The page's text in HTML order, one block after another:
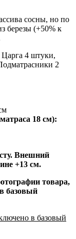
сосны, но по
березы (+50% к
4 штуки,
2
18 см):
Внешний
+13 см.
товара,
базовый
в базовый